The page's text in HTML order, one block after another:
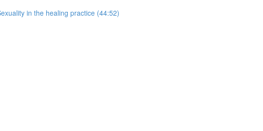
in the healing practice (44:52)